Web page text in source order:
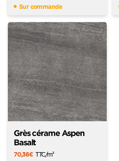
Sur commande
Grès cérame Aspen
Basalt
70,36€ TTC/m2